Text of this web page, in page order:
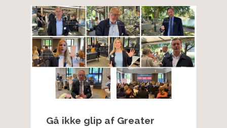
Gå ikke glip af Greater